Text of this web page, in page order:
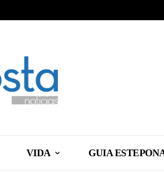
VIDA GUIA